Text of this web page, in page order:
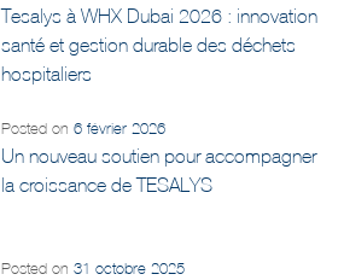
Tesalys à WHX Dubai 2026 : innovation
santé et gestion durable des déchets
hospitaliers
Posted on6 février 2026
Un nouveau soutien pour accompagner
la croissance de TESALYS
Posted on31 octobre 2025